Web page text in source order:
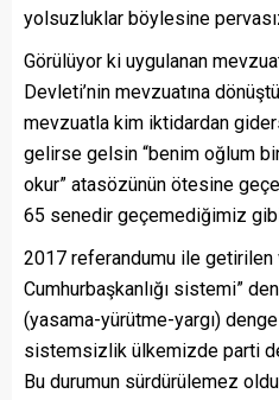
yolsuzluklar böylesine
Görülüyor ki uygulanan
Devleti’nin mevzuatına
mevzuatla kim iktidardan
gelirse gelsin “benim oğlum
okur” atasözünün ötesine
65 senedir geçemediğimiz
2017 referandumu ile getirilen
Cumhurbaşkanlığı sistemi”
(yasama-yürütme-yargı)
sistemsizlik ülkemizde parti
Bu durumun sürdürülemez